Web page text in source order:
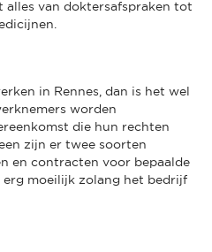
van doktersafspraken tot
in Rennes, dan is het wel
worden
die hun rechten
zijn er twee soorten
en contracten voor bepaalde
moeilijk zolang het bedrijf